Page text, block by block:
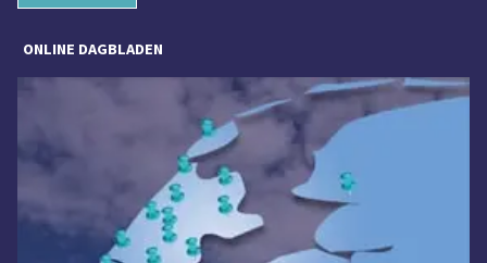
ONLINE DAGBLADEN